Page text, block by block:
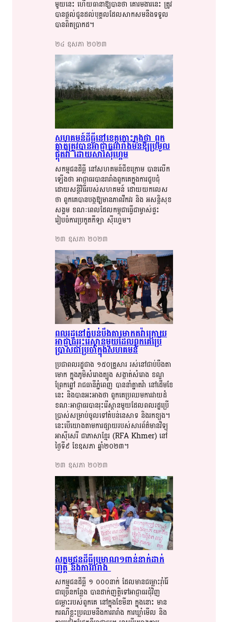
មួយ​​នេះ​​ ហើយ​​ធានា​​ឱ្យ​​បាន​​ថា​​ គោរមងារ​​នេះ​​ ត្រូវ​​
បាន​​ផ្ដល់​​ជូន​​ដល់​​បុគ្គល​​ដែល​​សាក​​សមនឹង​​ទទួល​​
បាន​​ពិតប្រាកដ​​។​​
២៤​ ឧសភា​ ២០២៣​
​សហគមន៍​​ដីធ្លី​​នៅ​​ខេត្តកោះកុង​​ថា​​ ​ពួក​​​
គាត់​​​​ត្រូវ​​​បាន​​​អាជ្ញាធរ​​​រារាំង​​​មិន​​ឱ្យ​​​​ប្រមូល​​
ផ្តុំ​​​​តវ៉ា​​​ ដោយសារ​​​ស៊ី​​ហ្គេម​​​
សកម្មជន​​ដីធ្លី​​ នៅ​​សហគមន៍​​ជីខក្រោម​​ បាន​​​លើក
ឡើង​​ថា​​ អាជ្ញាធរ​​បាន​​រារាំង​​ពួក​​​គេ​​ក្នុង​​​ការ​​ជួប​​​ជុំ​​​
ដោយ​​​សន្តិវិធី​​​របស់​​​​សហ​​​គមន៍​​ ដោយ​​​យក​​​លេស​​​
ថា​​ ពួក​​​គេ​​បាន​​​បង្ក​​​ឱ្យ​​​​មាន​​​ភាព​​​វឹកវរ​​ និង​​​ អសន្តិ​​​សុខ​​​
សង្គម​​ ខណៈ​​​ពេល​​​ដែល​​​កម្ពុជា​​​ធ្វើជា​​​ម្ចាស់​​​ផ្ទះ​​​
រៀបចំ​​​ការ​​​ប្រកួត​​​​កីឡា​​ ស៊ី​​ហ្គេម​​​។​​
២៣​ ឧសភា​ ២០២៣​
ពលរដ្ឋ​​​នៅ​​​តំបន់​​​​​បឹង​​​តា​​មោក​​តវ៉ា​​​ក្រោយ​​
អាជ្ញាធរ​​​​រុះរើ​​​ស្ពាន​​​​​មួយ​​​​ដែល​​​ពួកគេ​​​​​ប្រើ
ប្រាស់​​​ជា​​​ប្រចាំ​​​​ក្នុង​​​សហគមន៍​​
ប្រជា​​​ពលរដ្ឋ​​ជាង​​ ១៥០គ្រួសារ​​ រស់នៅ​​ជាប់​​​បឹង​​តា​​
មោក​​ ក្នុង​​ភូមិ​​សំរោង​​ត្បូង​​ សង្កាត់​​សំរោង​​​ ខណ្ឌ​​
ព្រែកព្នៅ​​ រាជធានី​​ភ្នំពេញ​​​ បាន​​នាំគ្នា​​​តវ៉ា​​ នៅ​​​ដើមខែ​​
នេះ​​ និង​​បាន​​អះអាង​​​ថា​​ ពួកគេ​​​​ប្រឈម​​ការ​​​វាយ​​​ដំ​​
ខណៈ​​​អាជ្ញាធរ​​បាន​​រុះរើ​​ស្ពាន​​មួយ​​​ដែល​​​ពលរដ្ឋ​​ប្រើ
ប្រាស់​​សម្រាប់​​​ចូល​​ទៅ​​​តំបន់​​នេសាទ​​ និង​​រក​​ខ្យង​​។​​
នេះ​​បើ​​យោង​​តាម​​ការផ្សាយ​​របស់​​​សារព័ត៌មាន​​វិទ្យុ​​
អាស៊ី​​សេរី​​ ជា​​ភាសាខ្មែរ​​ (RFA Khmer) នៅ​​
ថ្ងៃទី៩​​ ខែឧសភា​​ ឆ្នាំ២០២៣​​។​​
២៣​ ឧសភា​ ២០២៣​
សកម្មជន​​ដីធ្លី​​ប្រមាណ១ពាន់​​​នាក់​​​ដាក់​​
ញត្តិ​​ និង​​​ការ​​​រារាំង​​
សកម្មជន​​ដីធ្លី​​ ១​​ ០០០នាក់​​ ដែល​​​មាន​​​ជម្លោះ​​រ៉ាំរ៉ៃ​​​
ជាច្រើន​​​កន្លែង​​ ​បាន​​ដាក់​​​ញត្តិ​​​ទៅ​​អាជ្ញាធរ​​ជុំវិញ​​​​
ជម្លោះ​​របស់​​​​ពួក​​​គេ​​ នៅក្នុង​​​ខែ​​​មីនា​​ ក្នុង​​នោះ​​​​ មាន​​​
ករណី​​ខ្លះ​​ប្រឈម​​នឹង​​ការរារាំង​​ ការ​​ឃ្លាំមើល​​ និង​​